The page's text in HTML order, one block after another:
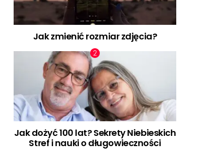
Jak zmienić rozmiar zdjęcia?
Jak dożyć 100 lat? Sekrety Niebieskich
Stref i nauki o długowieczności